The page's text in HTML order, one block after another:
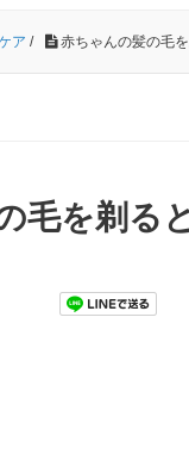
ア / 赤ちゃんの髪の毛
毛を剃る